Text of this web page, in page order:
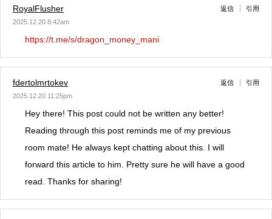
RoyalFlusher
2025.12.20 8:42am
返信 引用
https://t.me/s/dragon_money_mani
fdertolmrtokev
2025.12.20 11:25pm
返信 引用
Hey there! This post could not be written any better!
Reading through this post reminds me of my previous
room mate! He always kept chatting about this. I will
forward this article to him. Pretty sure he will have a good
read. Thanks for sharing!